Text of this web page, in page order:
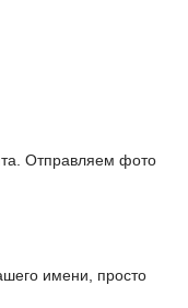
Отправляем фото
имени, просто